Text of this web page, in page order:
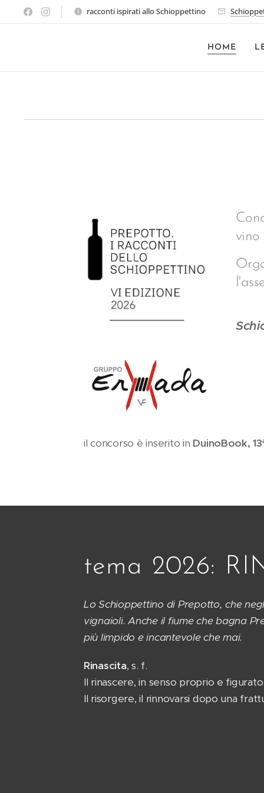
racconti ispirati allo Schioppettino
HOME
vino
il concorso è inserito in DuinoBook,
tema 2026:
Lo Schioppettino di Prepotto, che
vignaioli. Anche il fiume che bagna
più limpido e incantevole che mai.
Rinascita, s. f.
Il rinascere, in senso proprio e
Il risorgere, il rinnovarsi dopo una